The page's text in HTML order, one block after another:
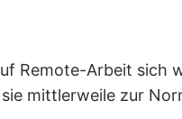
Remote-Arbeit sich
mittlerweile zur